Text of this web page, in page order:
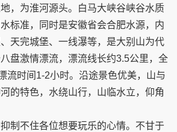
，为淮河源头。白马大峡谷峡谷水质
标准，同时是安徽省会合肥水源，内
天完城堡、一线瀑等，是大别山为代
盘激情漂流，漂流线长约3.5公里，全
流时间1-2小时。沿途景色优美，山与
的特色，水绕山行，山临水立，仰角
制不住各位想要玩乐的心情。不甘于